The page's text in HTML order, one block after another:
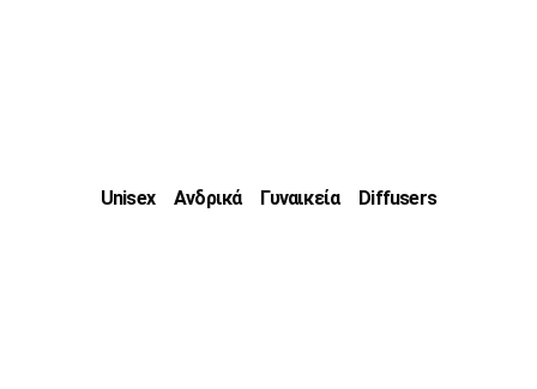
Unisex Ανδρικά Γυναικεία Diffusers